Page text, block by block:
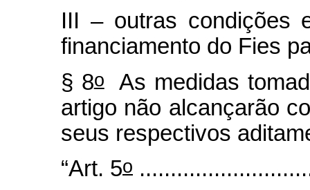
III – outras condições
financiamento do Fies
§ 8oAs medidas
artigo não alcançarão
seus respectivos
“Art. 5o